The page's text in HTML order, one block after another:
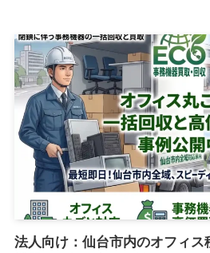
法人向け：仙台市内のオフィス